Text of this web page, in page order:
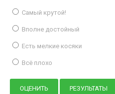
Самый крутой!
Вполне достойный
Есть мелкие косяки
Всё плохо